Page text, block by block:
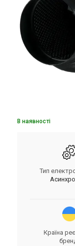
В наявності
Тип
Країна